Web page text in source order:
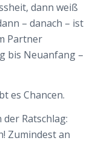
dann weiß
– danach – ist
Partner
bis Neuanfang –
es Chancen.
Ratschlag:
Zumindest an